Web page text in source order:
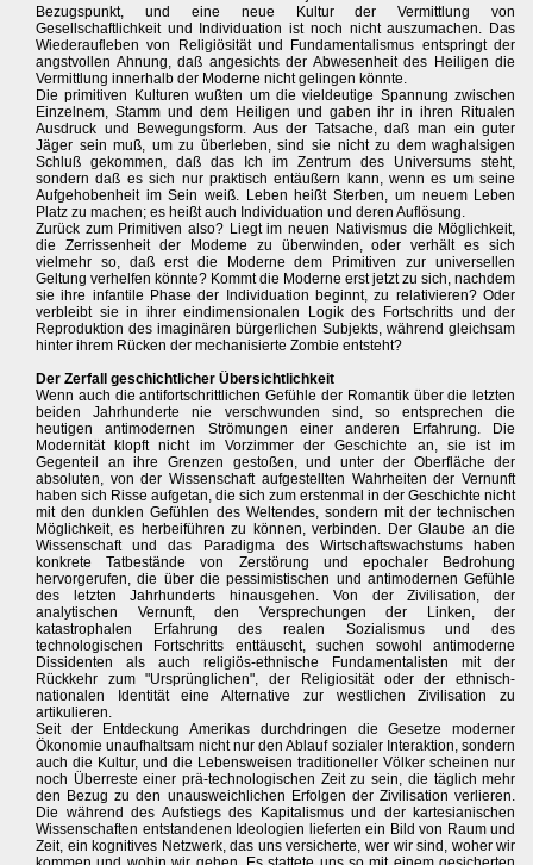
Bezugspunkt, und eine neue Kultur der Vermittlung von
Gesellschaftlichkeit und Individuation ist noch nicht auszumachen. Das
Wiederaufleben von Religiösität und Fundamentalismus entspringt der
angstvollen Ahnung, daß angesichts der Abwesenheit des Heiligen die
Vermittlung innerhalb der Moderne nicht gelingen könnte.
Die primitiven Kulturen wußten um die vieldeutige Spannung zwischen
Einzelnem, Stamm und dem Heiligen und gaben ihr in ihren Ritualen
Ausdruck und Bewegungsform. Aus der Tatsache, daß man ein guter
Jäger sein muß, um zu überleben, sind sie nicht zu dem waghalsigen
Schluß gekommen, daß das Ich im Zentrum des Universums steht,
sondern daß es sich nur praktisch entäußern kann, wenn es um seine
Aufgehobenheit im Sein weiß. Leben heißt Sterben, um neuem Leben
Platz zu machen; es heißt auch Individuation und deren Auflösung.
Zurück zum Primitiven also? Liegt im neuen Nativismus die Möglichkeit,
die Zerrissenheit der Modeme zu überwinden, oder verhält es sich
vielmehr so, daß erst die Moderne dem Primitiven zur universellen
Geltung verhelfen könnte? Kommt die Moderne erst jetzt zu sich, nachdem
sie ihre infantile Phase der Individuation beginnt, zu relativieren? Oder
verbleibt sie in ihrer eindimensionalen Logik des Fortschritts und der
Reproduktion des imaginären bürgerlichen Subjekts, während gleichsam
hinter ihrem Rücken der mechanisierte Zombie entsteht?
Der Zerfall geschichtlicher Übersichtlichkeit
Wenn auch die antifortschrittlichen Gefühle der Romantik über die letzten
beiden Jahrhunderte nie verschwunden sind, so entsprechen die
heutigen antimodernen Strömungen einer anderen Erfahrung. Die
Modernität klopft nicht im Vorzimmer der Geschichte an, sie ist im
Gegenteil an ihre Grenzen gestoßen, und unter der Oberfläche der
absoluten, von der Wissenschaft aufgestellten Wahrheiten der Vernunft
haben sich Risse aufgetan, die sich zum erstenmal in der Geschichte nicht
mit den dunklen Gefühlen des Weltendes, sondern mit der technischen
Möglichkeit, es herbeiführen zu können, verbinden. Der Glaube an die
Wissenschaft und das Paradigma des Wirtschaftswachstums haben
konkrete Tatbestände von Zerstörung und epochaler Bedrohung
hervorgerufen, die über die pessimistischen und antimodernen Gefühle
des letzten Jahrhunderts hinausgehen. Von der Zivilisation, der
analytischen Vernunft, den Versprechungen der Linken, der
katastrophalen Erfahrung des realen Sozialismus und des
technologischen Fortschritts enttäuscht, suchen sowohl antimoderne
Dissidenten als auch religiös-ethnische Fundamentalisten mit der
Rückkehr zum "Ursprünglichen", der Religiosität oder der ethnisch-
nationalen Identität eine Alternative zur westlichen Zivilisation zu
artikulieren.
Seit der Entdeckung Amerikas durchdringen die Gesetze moderner
Ökonomie unaufhaltsam nicht nur den Ablauf sozialer Interaktion, sondern
auch die Kultur, und die Lebensweisen traditioneller Völker scheinen nur
noch Überreste einer prä-technologischen Zeit zu sein, die täglich mehr
den Bezug zu den unausweichlichen Erfolgen der Zivilisation verlieren.
Die während des Aufstiegs des Kapitalismus und der kartesianischen
Wissenschaften entstandenen Ideologien lieferten ein Bild von Raum und
Zeit, ein kognitives Netzwerk, das uns versicherte, wer wir sind, woher wir